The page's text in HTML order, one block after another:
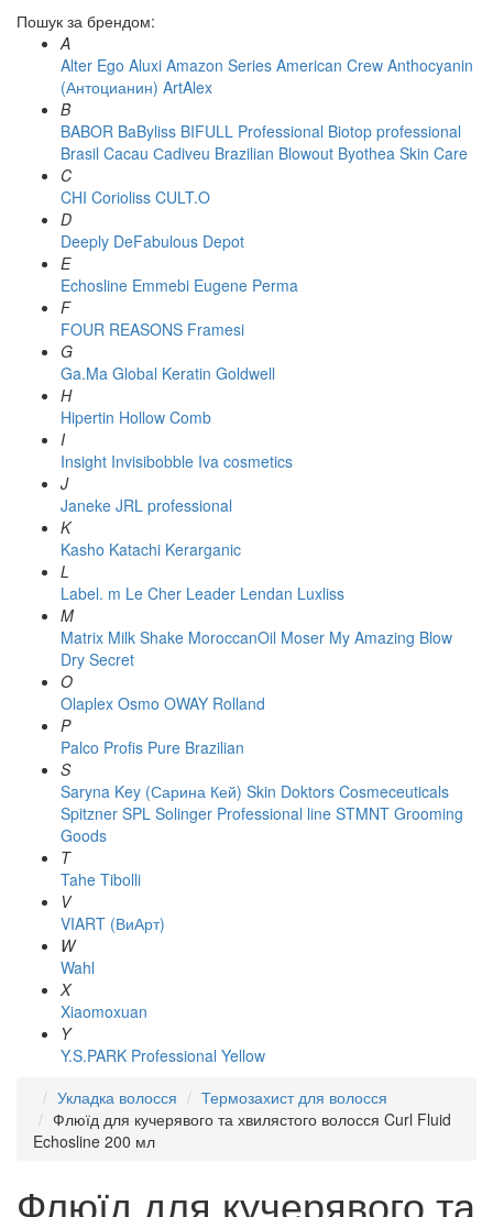
Пошук за брендом:
A
Alter Ego Aluxi Amazon Series American Crew Anthocyanin
(Антоцианин) ArtAlex
B
BABOR BaByliss BIFULL Professional Biotop professional
Brasil Cacau Сadiveu Brazilian Blowout Byothea Skin Care
C
CHI Corioliss CULT.O
D
Deeply DeFabulous Depot
E
Echosline Emmebi Eugene Perma
F
FOUR REASONS Framesi
G
Ga.Ma Global Keratin Goldwell
H
Hipertin Hollow Comb
I
Insight Invisibobble Iva cosmetics
J
Janeke JRL professional
K
Kasho Katachi Kerarganic
L
Label. m Le Cher Leader Lendan Luxliss
M
Matrix Milk Shake MoroccanOil Moser My Amazing Blow
Dry Secret
O
Olaplex Osmo OWAY Rolland
P
Palco Profis Pure Brazilian
S
Saryna Key (Сарина Кей) Skin Doktors Cosmeceuticals
Spitzner SPL Solinger Professional line STMNT Grooming
Goods
T
Tahe Tibolli
V
VIART (ВиАрт)
W
Wahl
X
Xiaomoxuan
Y
Y.S.PARK Professional Yellow
Укладка волосся
Термозахист для волосся
Флюїд для кучерявого та хвилястого волосся Curl Fluid
Echosline 200 мл
Флюїд для кучерявого та